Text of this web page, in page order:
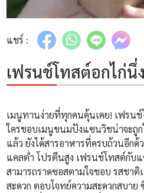
แชร์ :
เฟรนช์โทสต์อกไก่นึ่ง
เมนูทานง่ายที่ทุกคนคุ้นเคย! เฟรนช์
ใครชอบเมนูขนมปังแซนวิชน่าจะถูก
แล้ว ยังได้สารอาหารที่ครบถ้วนอีกด้
แคลต่ำ โปรตีนสูง เฟรนช์โทสต์กับ
สามารถราดซอสตามใจชอบ รสชาติ
สะดวก ตอบโจทย์ความสะดวกสบาย